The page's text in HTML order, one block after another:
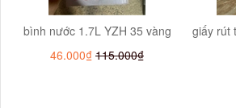
bình nước 1.7L YZH 35 vàng
46.000₫ 115.000₫
giấy rút